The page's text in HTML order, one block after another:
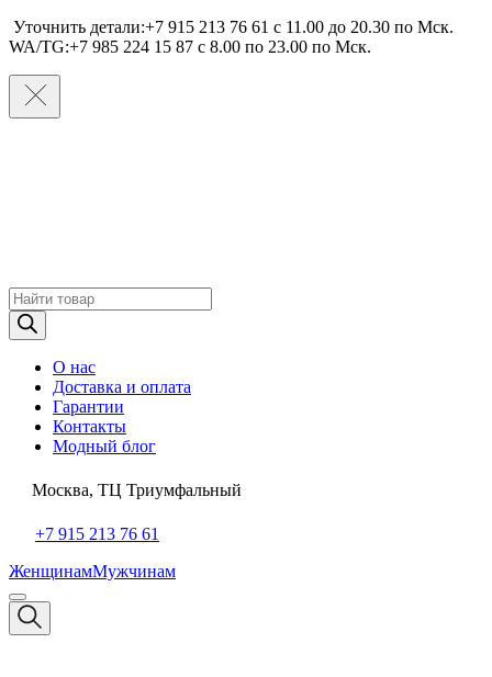
Уточнить детали:+7 915 213 76 61 c 11.00 до 20.30 по Мcк.
WA/TG:+7 985 224 15 87 c 8.00 по 23.00 по Мcк.
Поиск
товаров
О нас
Доставка и оплата
Гарантии
Контакты
Модный блог
Москва, ТЦ Триумфальный
+7 915 213 76 61
ЖенщинамМужчинам